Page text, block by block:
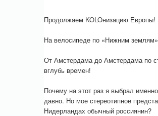
Продолжаем KOLOнизацию Европы!
На велосипеде по «Нижним
От Амстердама до Амстердама по
вглубь времен!
Почему на этот раз я выбрал
давно. Но мое стереотипное
Нидерландах обычный россиянин?